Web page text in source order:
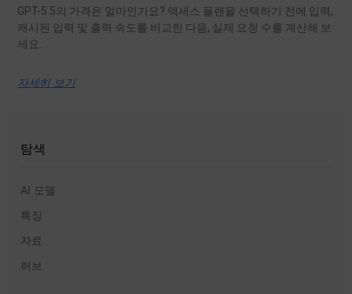
GPT-5.5의 가격은 얼마인가요? 액세스 플랜을 선택하기 전에 입력,
캐시된 입력 및 출력 속도를 비교한 다음, 실제 요청 수를 계산해 보
세요.
자세히 보기
탐색
AI 모델
특징
자료
허브